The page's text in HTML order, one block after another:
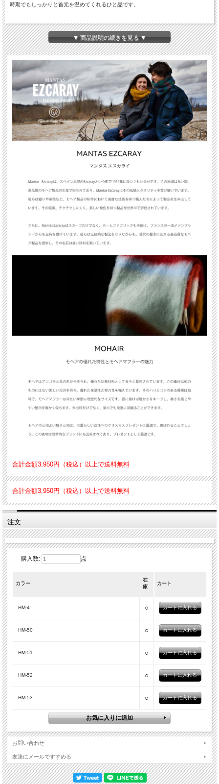
時期でもしっかりと首元を温めてくれるひと品です。
モヘア（mohair）とは
モヘアは、「アンゴラヤギ」の毛から作られた天然繊維です。生糸のような独特の
光沢をもっており、毛足が長くて通気性が良いことが特徴の、美しい被毛です。非
常になめらかでシルクのように美しい光沢があるのが特徴です。吸湿性に優れてい
るという特徴もあります。かゆみも出にくく、敏感肌の人にも適しています。丈夫
で耐久性があり、弾力性もあるためシワになりにくいのもメリットです。
MANTAS EZCARAY（マンタスエスカライ）
MANTAS EZCARAY（マンタスエスカライ）はスペイン北部ラ・リオハ地域にて
持し、 伝統的な製法としてアザミの実による起毛を地元の農家と提携して守り続
色の良い製品を現代に至るまで生み出し続けています。
モヘア特有のチクチクした肌ざわりもなく、驚くほどに軽く柔らかいのが特徴で
す。その伝統技術とクオリティーが欧米の有名メゾンからも高い評価を得ていま
生産国：スペイン
お手入方法：硬い洋服ブラシで常に毛羽立ちの方向にブラッシングして
備考：※掲載写真はパソコンのモニターによって実物と色味が異なる場
▼ 商品説明の続きを見る ▼
合計金額3,950円（税込）以上で送料無料
合計金額3,950円（税込）以上で送料無料
注文
購入数: 点
カラー
在
庫
カート
HM-4 ○
HM-50 ○
HM-51 ○
HM-52 ○
HM-53 ○
お問い合わせ
友達にメールですすめる